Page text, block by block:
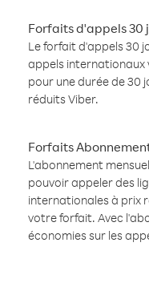
Forfaits d'appels 30
Le forfait d'appels 30
appels internationaux
pour une durée de 30
réduits Viber.
Forfaits
L'abonnement
pouvoir appeler des
internationales à prix
votre forfait. Avec
économies sur les